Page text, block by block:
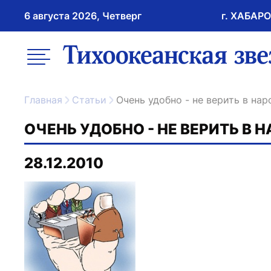
6 августа 2026, Четверг г.
меню ссылка на
Главная Статьи Очень удобно - не верить в
ОЧЕНЬ УДОБНО - НЕ ВЕРИТЬ В
28.12.2010